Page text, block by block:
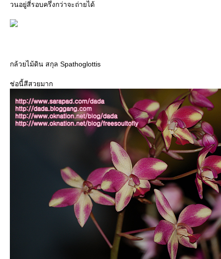
วนอยู่สี่รอบครึ่งกว่าจะถ่ายได้
กล้วยไม้ดิน สกุล Spathoglottis
ช่อนี้สีสวยมาก